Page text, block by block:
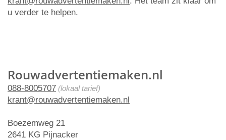
Rouwadvertentiemaken.nl
088-8005707 (lokaal tarief)
krant@rouwadvertentiemaken.nl
Boezemweg 21
2641 KG Pijnacker
u verder te helpen.